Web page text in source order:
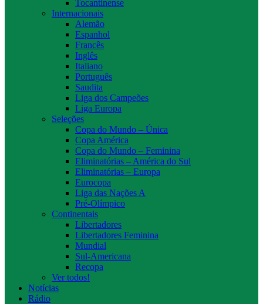
Tocantinense
Internacionais
Alemão
Espanhol
Francês
Inglês
Italiano
Português
Saudita
Liga dos Campeões
Liga Europa
Seleções
Copa do Mundo – Única
Copa América
Copa do Mundo – Feminina
Eliminatórias – América do Sul
Eliminatórias – Europa
Eurocopa
Liga das Nações A
Pré-Olímpico
Continentais
Libertadores
Libertadores Feminina
Mundial
Sul-Americana
Recopa
Ver todos!
Notícias
Rádio